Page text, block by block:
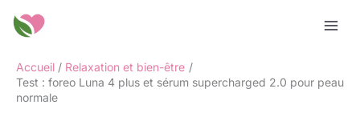
Accueil
Relaxation et bien-être
Test : foreo Luna 4 plus et sérum supercharged 2.0 pour peau
normale